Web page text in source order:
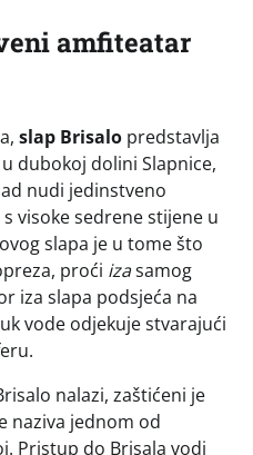
amfiteatar
slap Brisalo predstavlja
dubokoj dolini Slapnice,
nudi jedinstveno
visoke sedrene stijene u
slapa je u tome što
proći izasamog
iza slapa podsjeća na
vode odjekuje stvarajući
nalazi, zaštićeni je
naziva jednom od
Pristup do Brisala vodi